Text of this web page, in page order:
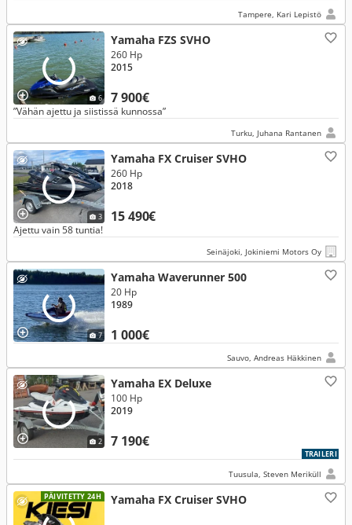
Tampere, Kari Lepistö
6
Yamaha FZS SVHO
7 900€
260 Hp
2015
”Vähän ajettu ja siistissä kunnossa”
Turku, Juhana Rantanen
3
Yamaha FX Cruiser SVHO
15 490€
260 Hp
2018
Ajettu vain 58 tuntia!
Seinäjoki, Jokiniemi Motors Oy
7
Yamaha Waverunner 500
1 000€
20 Hp
1989
Sauvo, Andreas Häkkinen
2
Yamaha EX Deluxe
7 190€
100 Hp
2019
TRAILERI
Tuusula, Steven Meriküll
PÄIVITETTY 24H Yamaha FX Cruiser SVHO